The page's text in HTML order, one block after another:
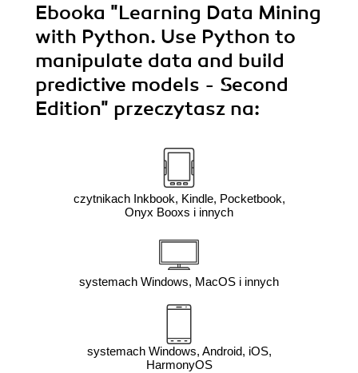
Ebooka "Learning Data Mining
with Python. Use Python to
manipulate data and build
predictive models - Second
Edition" przeczytasz na:
czytnikach Inkbook, Kindle, Pocketbook,
Onyx Booxs i innych
systemach Windows, MacOS i innych
systemach Windows, Android, iOS,
HarmonyOS